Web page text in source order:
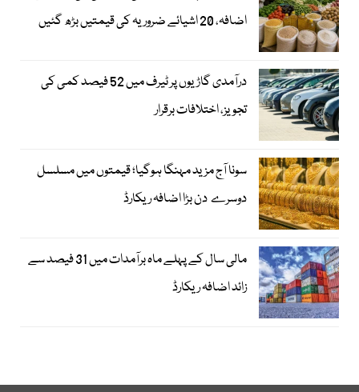
اضافہ، 20 اشیائے ضروریہ کی قیمتیں بڑھ گئیں
درآمدی گاڑیوں پر ٹیرف میں 52 فیصد کمی کی
تجویز، اختلافات برقرار
سونا آج مزید مہنگا ہوگیا؛ قیمتوں میں مسلسل
دوسرے دن بڑا اضافہ ریکارڈ
مالی سال کے پہلے ماہ برآمدات میں 31 فیصد سے
زائد اضافہ ریکارڈ